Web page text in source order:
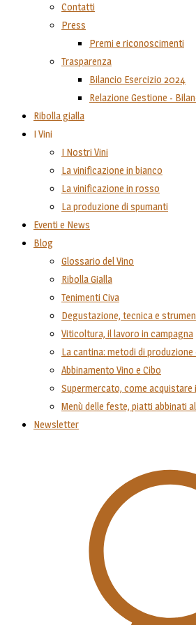
Contatti
Press
Premi e riconoscimenti
Trasparenza
Bilancio Esercizio 2024
Relazione Gestione -
Ribolla gialla
I Vini
I Nostri Vini
La vinificazione in bianco
La vinificazione in rosso
La produzione di spumanti
Eventi e News
Blog
Glossario del Vino
Ribolla Gialla
Tenimenti Civa
Degustazione, tecnica e
Viticoltura, il lavoro in campagna
La cantina: metodi di
Abbinamento Vino e Cibo
Supermercato, come acquistare
Menù delle feste, piatti abbinati
Newsletter